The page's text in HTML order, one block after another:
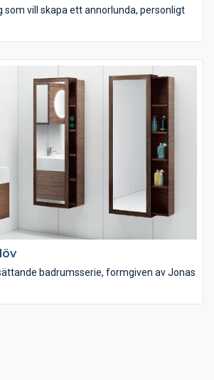
som vill skapa ett annorlunda, personligt
badrumsserie, formgiven av Jonas